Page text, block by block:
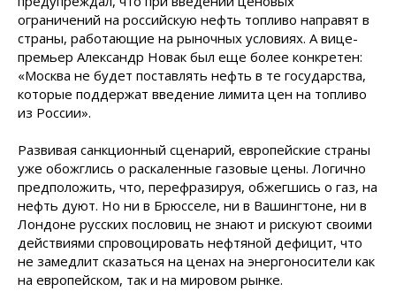
ограничений на российскую нефть топливо направят в
страны, работающие на рыночных условиях. А вице-
премьер Александр Новак был еще более конкретен:
«Москва не будет поставлять нефть в те государства,
которые поддержат введение лимита цен на топливо
из России».
Развивая санкционный сценарий, европейские страны
уже обожглись о раскаленные газовые цены. Логично
предположить, что, перефразируя, обжегшись о газ, на
нефть дуют. Но ни в Брюсселе, ни в Вашингтоне, ни в
Лондоне русских пословиц не знают и рискуют своими
действиями спровоцировать нефтяной дефицит, что
не замедлит сказаться на ценах на энергоносители как
на европейском, так и на мировом рынке.